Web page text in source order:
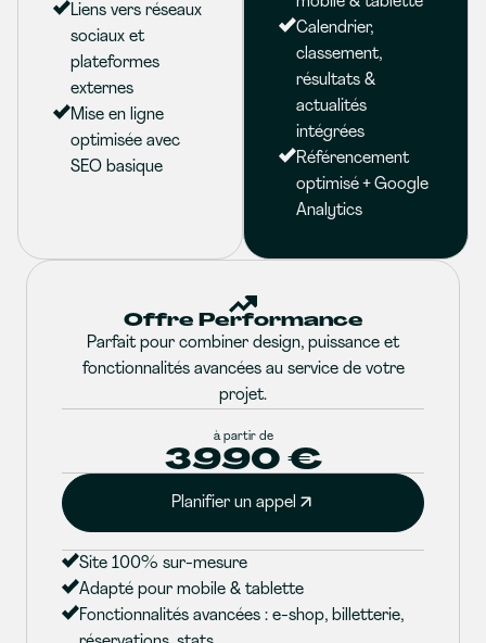
Liens vers réseaux
sociaux et
plateformes
externes
Mise en ligne
optimisée avec
SEO basique
Calendrier,
classement,
résultats &
actualités
intégrées
Référencement
optimisé + Google
Analytics
Offre Performance
Parfait pour combiner design, puissance et
fonctionnalités avancées au service de votre
projet.
à partir de
3990 €
Planifier un appel
Site 100% sur-mesure
Adapté pour mobile & tablette
Fonctionnalités avancées : e-shop, billetterie,